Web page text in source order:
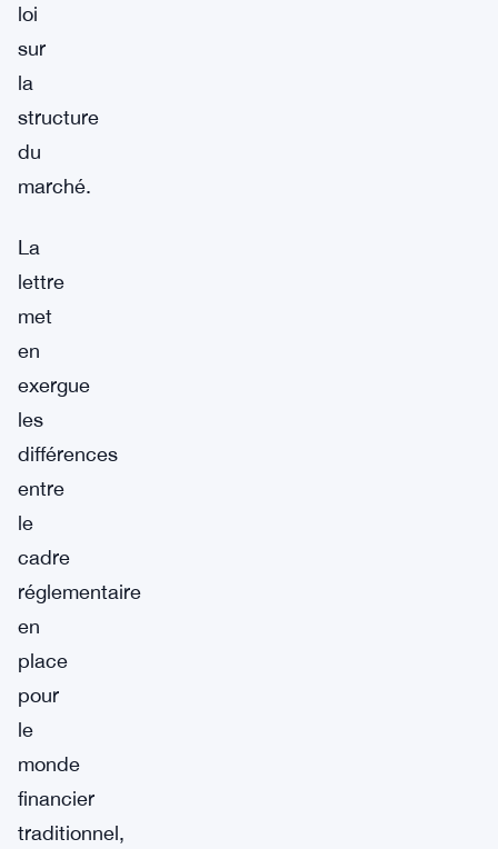
loi
sur
la
structure
du
marché.
La
lettre
met
en
exergue
les
différences
entre
le
cadre
réglementaire
en
place
pour
le
monde
financier
traditionnel,